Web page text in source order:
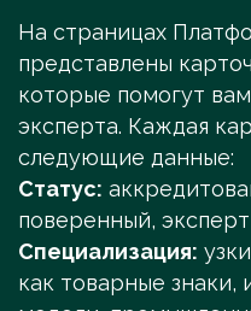
На страницах
представлены
которые помогут
эксперта. Каждая
следующие данные:
Статус:
поверенный,
Специализация:
как товарные знаки,